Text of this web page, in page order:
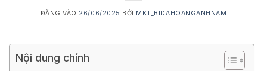
ĐĂNG VÀO 26/06/2025 BỞI MKT_BIDAHOANGANHNAM
Nội dung chính